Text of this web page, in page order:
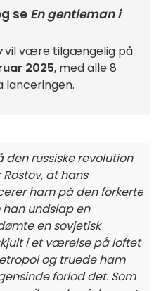
se En gentleman i
vil være tilgængelig på
2025, med alle 8
den russiske revolution
at hans
ham på den forkerte
han undslap en
en sovjetisk
i et værelse på loftet
og truede ham
forlod det. Som